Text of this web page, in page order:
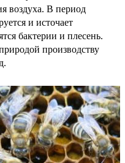
воздуха. В период
и источает
бактерии и плесень.
производству